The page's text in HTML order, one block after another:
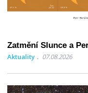
Zatmění Slunce a
Aktuality 07.08.2026